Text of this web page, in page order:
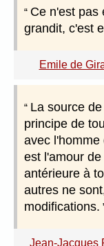
Ce n'est pas
grandit, c'est
Emile de
La source
principe de
avec l'homme
est l'amour
antérieure à
autres ne
modifications.
Jean-Jacques